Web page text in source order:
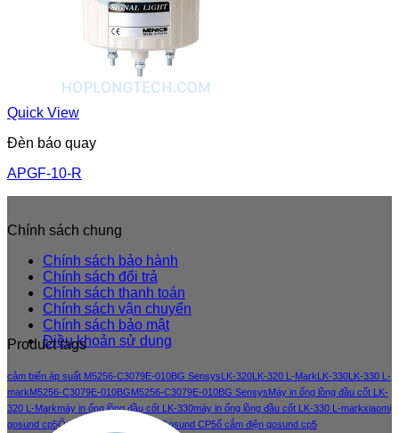
Quick View
Đèn báo quay
APGF-10-R
Chính sách chung
Chính sách bảo hành
Chính sách đổi trả
Chính sách thanh toán
Chính sách vận chuyển
Chính sách bảo mật
Điều khoản sử dung
Product tags
cảm biến áp suất M5256-C3079E-010BG Sensys LK-320 LK-320 L-Mark LK-330 LK-330 L-
markM5256-C3079E-010BGM5256-C3079E-010BG SensysMáy in ống lồng đầu cốt LK-
320 L-Markmáy in ống lồng đầu cốt LK-330máy in ống lồng đầu cốt LK-330 L-markxiaomi
gosund cp5Ổ cắm điện thông minh Gosund CP5ổ cắm điện gosund cp5